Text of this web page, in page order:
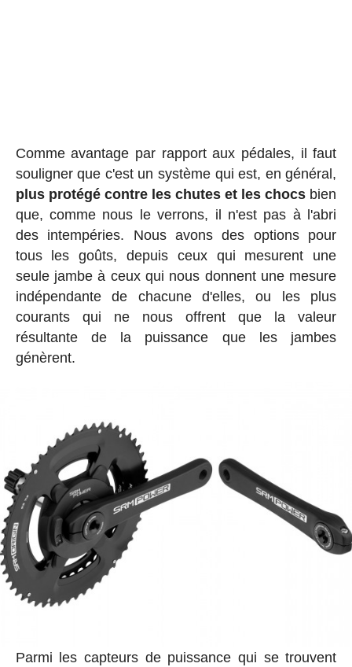
Comme avantage par rapport aux pédales, il faut
souligner que c'est un système qui est, en général,
plus protégé contre les chutes et les chocs bien
que, comme nous le verrons, il n'est pas à l'abri
des intempéries. Nous avons des options pour
tous les goûts, depuis ceux qui mesurent une
seule jambe à ceux qui nous donnent une mesure
indépendante de chacune d'elles, ou les plus
courants qui ne nous offrent que la valeur
résultante de la puissance que les jambes
génèrent.
Parmi les capteurs de puissance qui se trouvent